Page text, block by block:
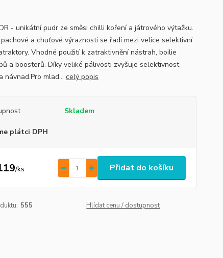
- unikátní pudr ze směsi chilli koření a játrového výtažku.
a chuťové výraznosti se řadí mezi velice selektivní
Vhodné použití k zatraktivnění nástrah, boilie
a boosterů. Díky veliké pálivosti zvyšuje selektivnost
návnad.Pro mlad... celý popis
Skladem
plátci DPH
/ks Přidat do košíku
555 Hlídat cenu / dostupnost